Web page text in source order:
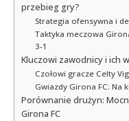
przebieg gry?
Strategia ofensywna i
Taktyka meczowa
3-1
Kluczowi zawodnicy i ich
Czołowi gracze Celty
Gwiazdy Girona FC: Na
Porównanie drużyn:
Girona FC